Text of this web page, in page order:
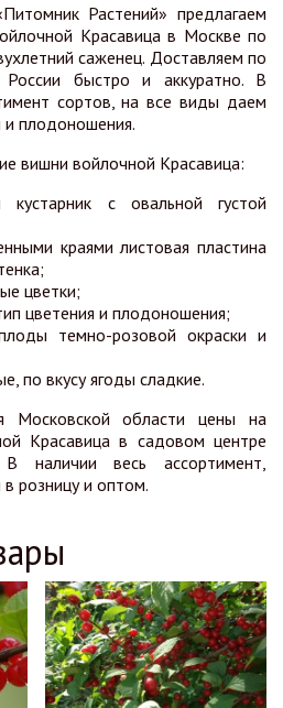
Растений» предлагаем
Красавица в Москве по
саженец. Доставляем по
быстро и аккуратно. В
сортов, на все виды даем
и плодоношения.
вишни войлочной Красавица:
кустарник с овальной густой
краями листовая пластина
цветки;
цветения и плодоношения;
темно-розовой окраски и
по вкусу ягоды сладкие.
Московской области цены на
Красавица в садовом центре
наличии весь ассортимент,
розницу и оптом.